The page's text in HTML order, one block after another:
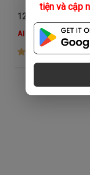
tiện và cập
12 Nữ Thần
AI Nữ